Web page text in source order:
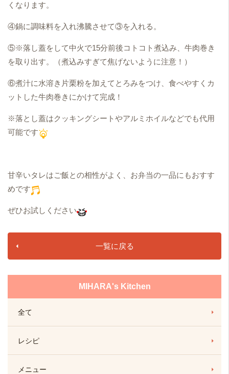
くなります。
④鍋に調味料を入れ沸騰させて③を入れる。
⑤※落し蓋をして中火で15分前後コトコト煮込み、牛肉巻き
を取り出す。（煮込みすぎて焦げないように注意！）
⑥煮汁に水溶き片栗粉を加えてとろみをつけ、食べやすくカ
ットした牛肉巻きにかけて完成！
※落とし蓋はクッキングシートやアルミホイルなどでも代用
可能です
甘辛いタレはご飯との相性がよく、お弁当の一品にもおすす
めです
ぜひお試しください
一覧に戻る
MIHARA's Kitchen
全て
レシピ
メニュー